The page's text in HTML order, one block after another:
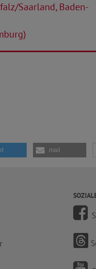
Saarland, Baden-
mail